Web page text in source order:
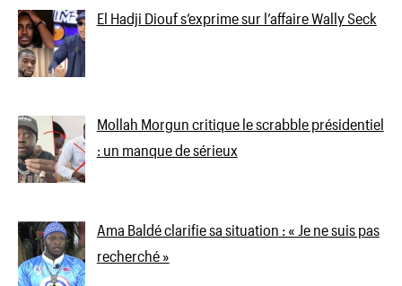
El Hadji Diouf s’exprime sur l’affaire Wally Seck
Mollah Morgun critique le scrabble présidentiel
: un manque de sérieux
Ama Baldé clarifie sa situation : « Je ne suis pas
recherché »